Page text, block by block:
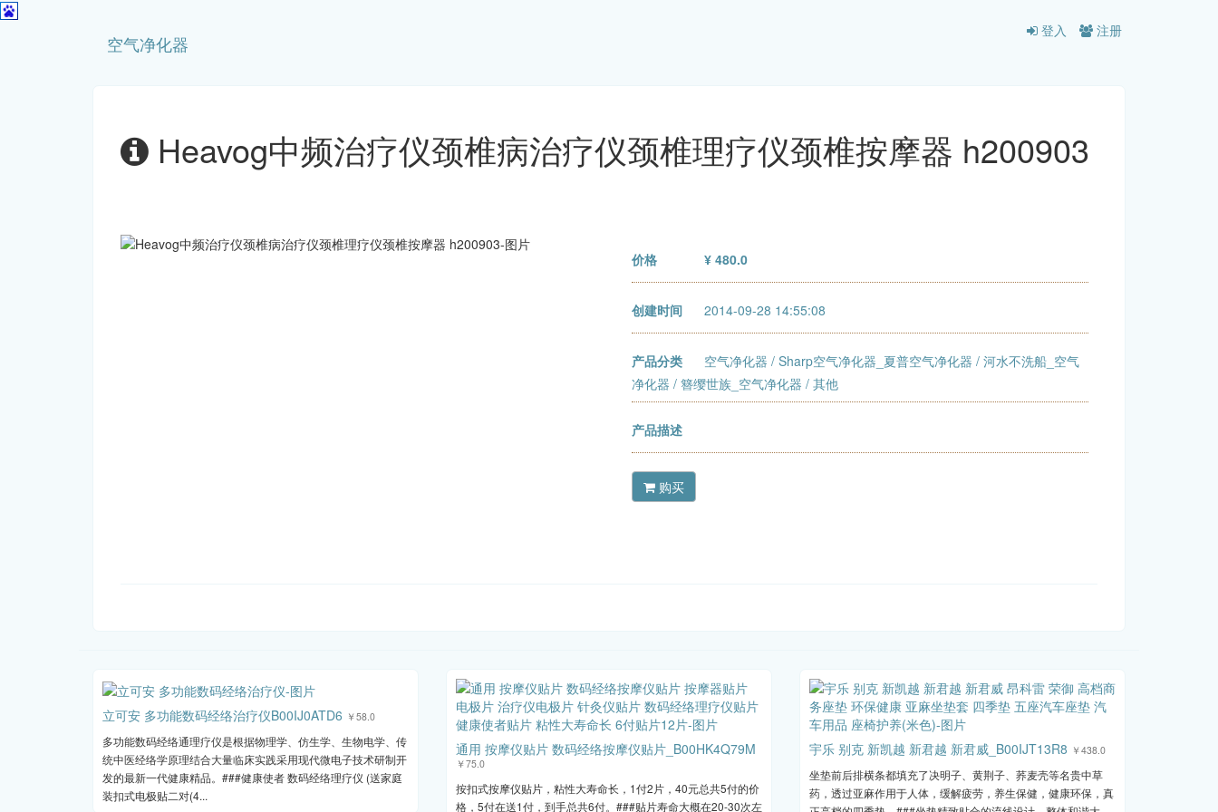
空气净化器
登入 注册
Heavog中频治疗仪颈椎病治疗仪颈椎理疗仪颈椎按摩器 h200903
价格 ¥ 480.0
创建时间 2014-09-28 14:55:08
产品分类 空气净化器 / Sharp空气净化器_夏普空气净化器 / 河水不洗船_空气
净化器 / 簪缨世族_空气净化器 / 其他
产品描述
购买
立可安 多功能数码经络治疗仪B00IJ0ATD6 ￥58.0
多功能数码经络通理疗仪是根据物理学、仿生学、生物电学、传
统中医经络学原理结合大量临床实践采用现代微电子技术研制开
发的最新一代健康精品。###健康使者 数码经络理疗仪 (送家庭
装扣式电极贴二对(4...
通用 按摩仪贴片 数码经络按摩仪贴片_B00HK4Q79M
￥75.0
按扣式按摩仪贴片，粘性大寿命长，1付2片，40元总共5付的价
格，5付在送1付，到手总共6付。###贴片寿命大概在20-30次左
宇乐 别克 新凯越 新君越 新君威_B00IJT13R8 ￥438.0
坐垫前后排横条都填充了决明子、黄荆子、荞麦壳等名贵中草
药，透过亚麻作用于人体，缓解疲劳，养生保健，健康环保，真